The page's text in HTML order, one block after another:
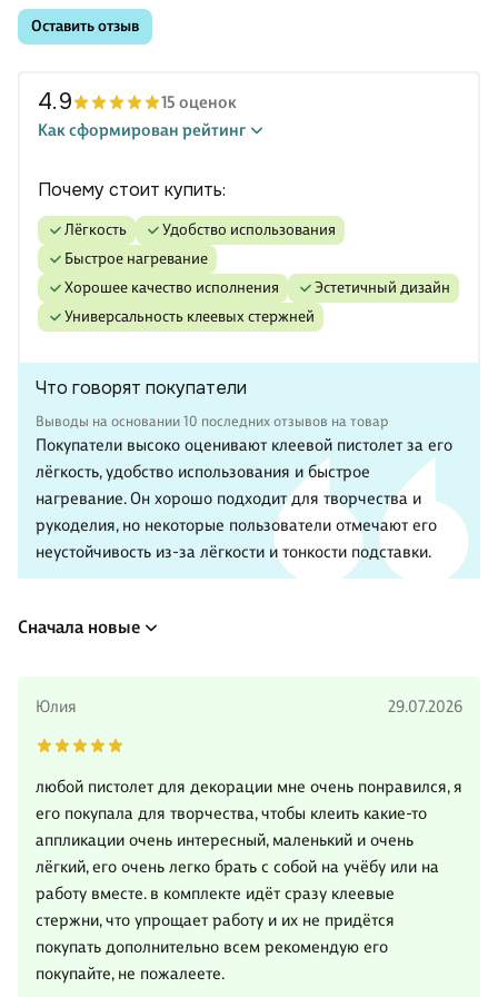
Оставить отзыв
4.9
15 оценок
Как сформирован рейтинг
Почему стоит купить:
лёгкость
удобство использования
быстрое нагревание
хорошее качество исполнения
эстетичный дизайн
универсальность клеевых стержней
Что говорят покупатели
Выводы на основании 10 последних отзывов на товар
Покупатели высоко оценивают клеевой пистолет за его
лёгкость, удобство использования и быстрое
нагревание. Он хорошо подходит для творчества и
рукоделия, но некоторые пользователи отмечают его
неустойчивость из-за лёгкости и тонкости подставки.
Сначала новые
Юлия 29.07.2026
любой пистолет для декорации мне очень понравился, я
его покупала для творчества, чтобы клеить какие-то
аппликации очень интересный, маленький и очень
лёгкий, его очень легко брать с собой на учёбу или на
работу вместе. в комплекте идёт сразу клеевые
стержни, что упрощает работу и их не придётся
покупать дополнительно всем рекомендую его
покупайте, не пожалеете.